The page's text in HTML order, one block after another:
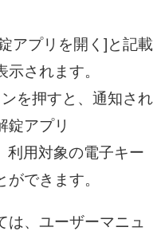
アプリを開く]と記載
されます。
を押すと、通知され
錠アプリ
利用対象の電子キー
できます。
は、ユーザーマニュ